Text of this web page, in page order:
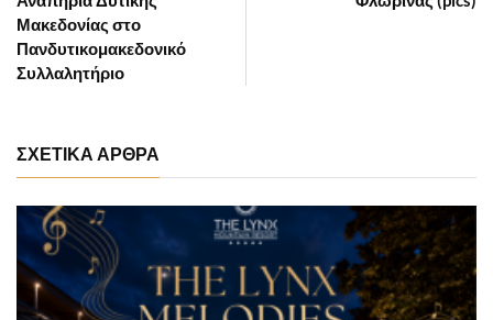
Μακεδονίας στο
Πανδυτικομακεδονικό
Συλλαλητήριο
ΣΧΕΤΙΚΑ ΑΡΘΡΑ